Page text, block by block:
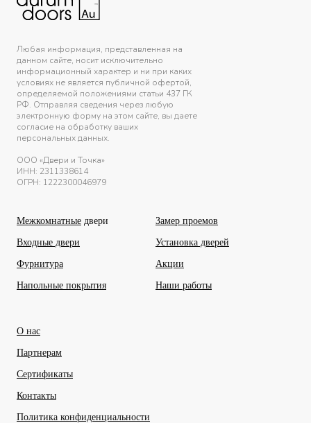
Любая информация, представленная на
данном сайте, носит исключительно
информационный характер и ни при каких
условиях не является публичной офертой,
определяемой положениями статьи 437 ГК
РФ. Отправляя сведения через любую
электронную форму на этом сайте, вы даете
согласие на обработку ваших
персональных данных.
ООО «Двери и Точка»
ИНН: 2311338614
ОГРН: 1222300046979
Межкомнатные двери
Входные двери
Фурнитура
Напольные покрытия
Замер проемов
Установка дверей
Акции
Наши работы
О нас
Партнерам
Сертификаты
Контакты
Политика конфиденциальности